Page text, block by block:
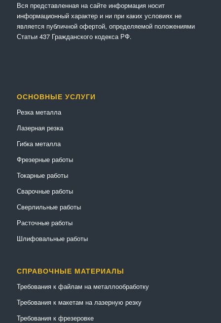
Вся представленная на сайте информация носит
информационный характер и ни при каких условиях не
является публичной офертой, определяемой положениями
Статьи 437 Гражданского кодекса РФ.
ОСНОВНЫЕ УСЛУГИ
Резка металла
Лазерная резка
Гибка металла
Фрезерные работы
Токарные работы
Сварочные работы
Сверлильные работы
Расточные работы
Шлифовальные работы
СПРАВОЧНЫЕ МАТЕРИАЛЫ
Требования к файлам на металлообработку
Требования к макетам на лазерную резку
Требования к фрезеровке